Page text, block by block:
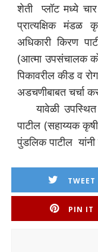
शेती प्लॉट मध्ये
प्रात्यक्षिक मंडळ
अधिकारी किरण
(आत्मा उपसंचालक
पिकावरील कीड व
अडचणीबाबत चर्चा
यावेळी
पाटील (सहाय्यक
पुंडलिक पाटील यांनी
TWEET
PIN IT